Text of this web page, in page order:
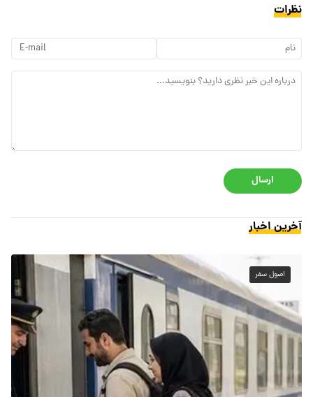
نظرات
ارسال
آخرین اخبار
اصول سفر